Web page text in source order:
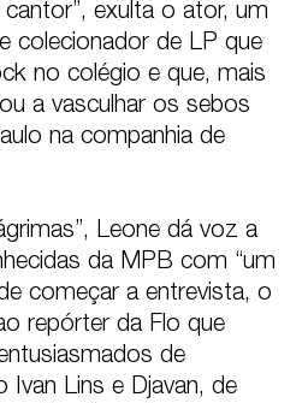
exulta o ator, um
colecionador de LP que
no colégio e que, mais
a vasculhar os sebos
na companhia de
Leone dá voz a
da MPB com “um
começar a entrevista, o
repórter da Flo que
de
Lins e Djavan, de